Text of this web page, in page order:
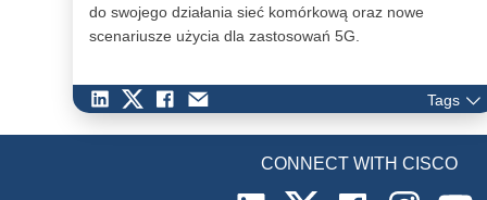
do swojego działania sieć komórkową oraz nowe
scenariusze użycia dla zastosowań 5G.
Tags
CONNECT WITH CISCO